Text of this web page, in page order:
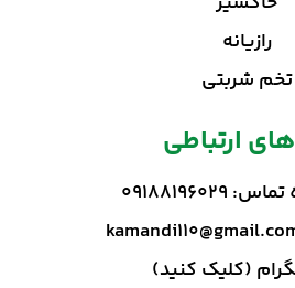
رازیانه
تخم شربتی
ارتباطی
09188196029
(کلیک کنید)